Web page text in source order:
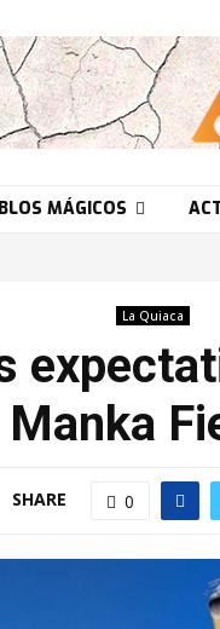
MÁGICOS
La Quiaca
Manka
SHARE 0